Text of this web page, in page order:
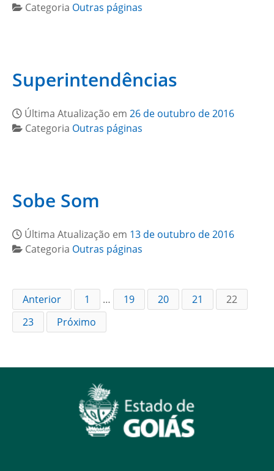
Categoria Outras páginas
Superintendências
Última Atualização em 26 de outubro de 2016
Categoria Outras páginas
Sobe Som
Última Atualização em 13 de outubro de 2016
Categoria Outras páginas
Anterior 1 … 19 20 21
22
23
Próximo